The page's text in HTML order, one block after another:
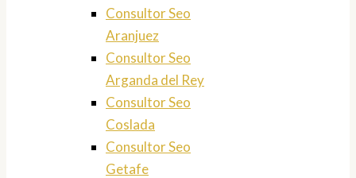
Consultor Seo
Aranjuez
Consultor Seo
Arganda del Rey
Consultor Seo
Coslada
Consultor Seo
Getafe